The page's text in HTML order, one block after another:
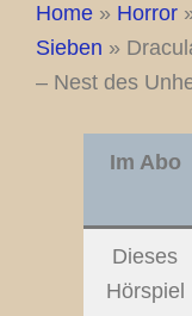
Home » Horror
Sieben »
– Nest des
Im Abo
Dieses
Hörspiel